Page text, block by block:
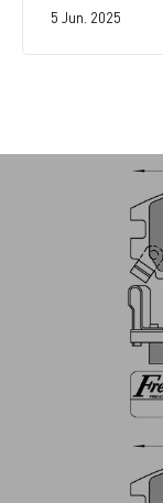
5 Jun. 2025